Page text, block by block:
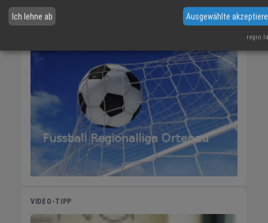
34° / 18° 36° / 20°
VIDEO-TIPP
Ich lehne ab Ausgewählte